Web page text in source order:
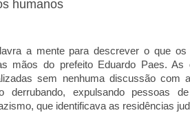
humanos
a mente para descrever o que os
mãos do prefeito Eduardo Paes. As
sem nenhuma discussão com
derrubando, expulsando pessoas
que identificava as residências